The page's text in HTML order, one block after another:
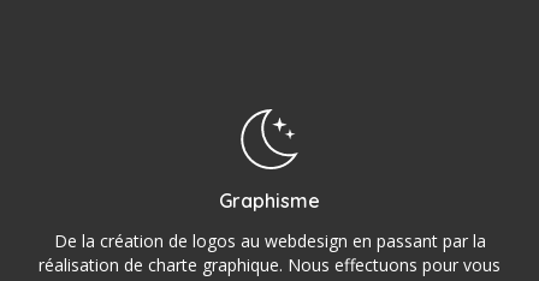
Graphisme
De la création de logos au webdesign en passant par la
réalisation de charte graphique. Nous effectuons pour vous